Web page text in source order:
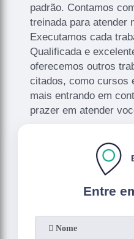
padrão. Contamos
treinada para atender
Executamos cada
Qualificada e
oferecemos outros
citados, como cursos
mais entrando em
prazer em atender
Entre